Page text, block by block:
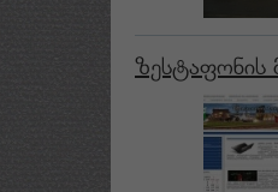
ზესტაფონის